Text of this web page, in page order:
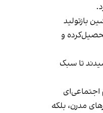
بازتولید
و
تا سبک
اجتماعی‌ای
مدرن، بلکه